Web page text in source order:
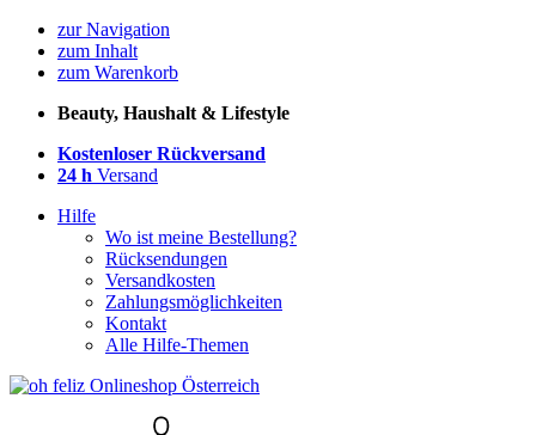
zur Navigation
zum Inhalt
zum Warenkorb
Beauty, Haushalt & Lifestyle
Kostenloser Rückversand
24 h Versand
Hilfe
Wo ist meine Bestellung?
Rücksendungen
Versandkosten
Zahlungsmöglichkeiten
Kontakt
Alle Hilfe-Themen